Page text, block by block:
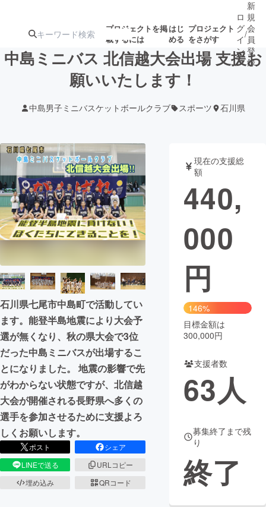
プロジェクトを掲
載するには
はじ
める
プロジェクト
をさがす
人気のプロ
ジェクト
ターン
ジェクト
募集終了が近いプ
ロジェクト
もうすぐ公開
されます
アート・写真 音楽
テクノロジー・ガジェット ゲーム・サ
映像・映画
まちづくり・地域活性化
CAMPFIRE for Social Good
CAMPFIRE Creation
CAMPFIREふるさと納税machi-ya コミュニティ
ロ
グ
イ
ン
/
新
規
会
員
登
録
中島ミニバス 北信越大会出場 支援お
願いいたします！
中島男子ミニバスケットボールクラブ スポーツ 石川県
石川県七尾市中島町で活動してい
ます。能登半島地震により大会予
選が無くなり、秋の県大会で3位
だった中島ミニバスが出場するこ
とになりました。 地震の影響で先
がわからない状態ですが、北信越
大会が開催される長野県へ多くの
選手を参加させるために支援よろ
しくお願いします。
ポスト
シェア
LINEで送る
URLコピー
埋め込み
QRコード
現在の支援総
額
440,
000
円
146%
目標金額は
300,000円
支援者数
63人
募集終了まで残
り
終了